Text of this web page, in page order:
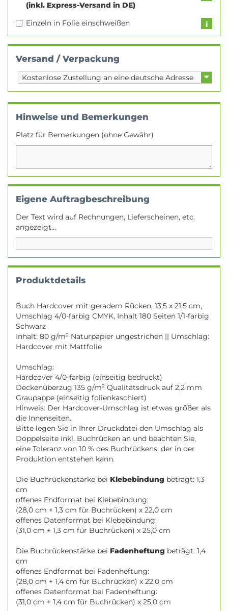
(inkl. Express-Versand in DE)
Einzeln in Folie einschweißen
Versand / Verpackung
Hinweise und Bemerkungen
Platz für Bemerkungen (ohne Gewähr)
Eigene Auftragbeschreibung
Der Text wird auf Rechnungen, Lieferscheinen, etc.
angezeigt...
Produktdetails
Buch Hardcover mit geradem Rücken, 13,5 x 21,5 cm,
Umschlag 4/0-farbig CMYK, Inhalt 180 Seiten 1/1-farbig
Schwarz
Inhalt: 80 g/m² Naturpapier ungestrichen || Umschlag:
Hardcover mit Mattfolie
Umschlag:
Hardcover 4/0-farbig (einseitig bedruckt)
Deckenüberzug 135 g/m² Qualitätsdruck auf 2,2 mm
Graupappe (einseitig folienkaschiert)
Hinweis: Der Hardcover-Umschlag ist etwas größer als
die Innenseiten.
Bitte legen Sie in Ihrer Druckdatei den Umschlag als
Doppelseite inkl. Buchrücken an und beachten Sie,
eine Toleranz von 10 % des Buchrückens, der in der
Produktion entstehen kann.
Die Buchrückenstärke bei Klebebindung beträgt: 1,3
cm
offenes Endformat bei Klebebindung:
(28,0 cm + 1,3 cm für Buchrücken) x 22,0 cm
offenes Datenformat bei Klebebindung:
(31,0 cm + 1,3 cm für Buchrücken) x 25,0 cm
Die Buchrückenstärke bei Fadenheftung beträgt: 1,4
cm
offenes Endformat bei Fadenheftung:
(28,0 cm + 1,4 cm für Buchrücken) x 22,0 cm
offenes Datenformat bei Fadenheftung:
(31,0 cm + 1,4 cm für Buchrücken) x 25,0 cm